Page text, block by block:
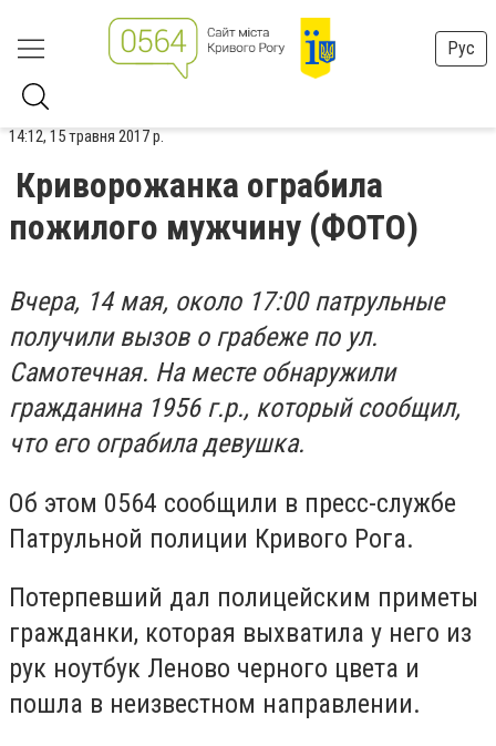
Рус
14:12, 15 травня 2017 р.
Криворожанка ограбила
пожилого мужчину (ФОТО)
Вчера, 14 мая, около 17:00 патрульные
получили вызов о грабеже по ул.
Самотечная. На месте обнаружили
гражданина 1956 г.р., который сообщил,
что его ограбила девушка.
Об этом 0564 сообщили в пресс-службе
Патрульной полиции Кривого Рога.
Потерпевший дал полицейским приметы
гражданки, которая выхватила у него из
рук ноутбук Леново черного цвета и
пошла в неизвестном направлении.